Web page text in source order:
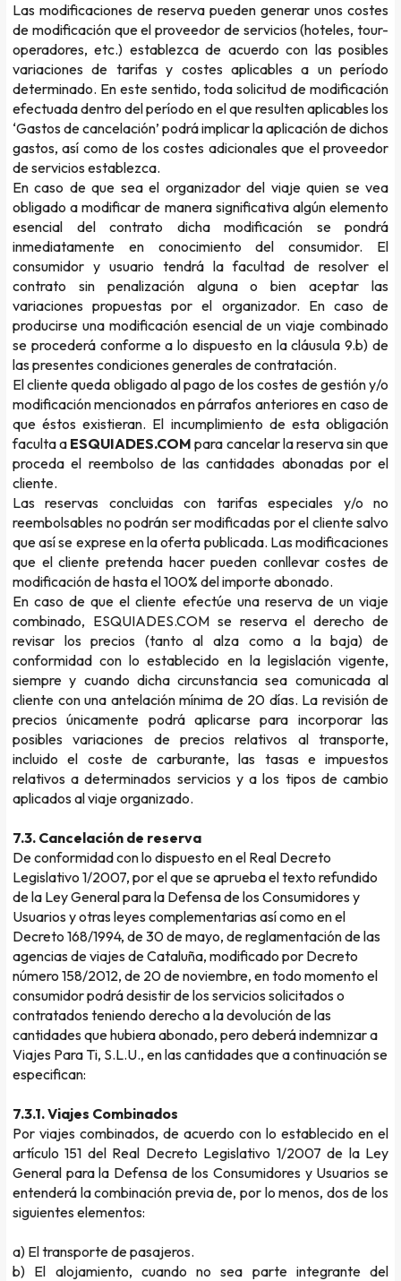
Las modificaciones de reserva pueden generar unos costes
de modificación que el proveedor de servicios (hoteles, tour-
operadores, etc.) establezca de acuerdo con las posibles
variaciones de tarifas y costes aplicables a un período
determinado. En este sentido, toda solicitud de modificación
efectuada dentro del período en el que resulten aplicables los
‘Gastos de cancelación’ podrá implicar la aplicación de dichos
gastos, así como de los costes adicionales que el proveedor
de servicios establezca.
En caso de que sea el organizador del viaje quien se vea
obligado a modificar de manera significativa algún elemento
esencial del contrato dicha modificación se pondrá
inmediatamente en conocimiento del consumidor. El
consumidor y usuario tendrá la facultad de resolver el
contrato sin penalización alguna o bien aceptar las
variaciones propuestas por el organizador. En caso de
producirse una modificación esencial de un viaje combinado
se procederá conforme a lo dispuesto en la cláusula 9.b) de
las presentes condiciones generales de contratación.
El cliente queda obligado al pago de los costes de gestión y/o
modificación mencionados en párrafos anteriores en caso de
que éstos existieran. El incumplimiento de esta obligación
faculta a ESQUIADES.COM para cancelar la reserva sin que
proceda el reembolso de las cantidades abonadas por el
cliente.
Las reservas concluidas con tarifas especiales y/o no
reembolsables no podrán ser modificadas por el cliente salvo
que así se exprese en la oferta publicada. Las modificaciones
que el cliente pretenda hacer pueden conllevar costes de
modificación de hasta el 100% del importe abonado.
En caso de que el cliente efectúe una reserva de un viaje
combinado, ESQUIADES.COM se reserva el derecho de
revisar los precios (tanto al alza como a la baja) de
conformidad con lo establecido en la legislación vigente,
siempre y cuando dicha circunstancia sea comunicada al
cliente con una antelación mínima de 20 días. La revisión de
precios únicamente podrá aplicarse para incorporar las
posibles variaciones de precios relativos al transporte,
incluido el coste de carburante, las tasas e impuestos
relativos a determinados servicios y a los tipos de cambio
aplicados al viaje organizado.
7.3. Cancelación de reserva
De conformidad con lo dispuesto en el Real Decreto
Legislativo 1/2007, por el que se aprueba el texto refundido
de la Ley General para la Defensa de los Consumidores y
Usuarios y otras leyes complementarias así como en el
Decreto 168/1994, de 30 de mayo, de reglamentación de las
agencias de viajes de Cataluña, modificado por Decreto
número 158/2012, de 20 de noviembre, en todo momento el
consumidor podrá desistir de los servicios solicitados o
contratados teniendo derecho a la devolución de las
cantidades que hubiera abonado, pero deberá indemnizar a
Viajes Para Ti, S.L.U., en las cantidades que a continuación se
especifican:
7.3.1.Viajes Combinados
Por viajes combinados, de acuerdo con lo establecido en el
artículo 151 del Real Decreto Legislativo 1/2007 de la Ley
General para la Defensa de los Consumidores y Usuarios se
entenderá la combinación previa de, por lo menos, dos de los
siguientes elementos:
a) El transporte de pasajeros.
b) El alojamiento, cuando no sea parte integrante del